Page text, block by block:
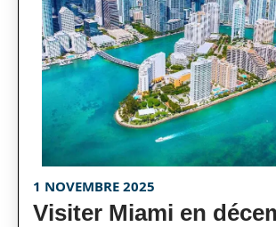
1 NOVEMBRE 2025
Visiter Miami en